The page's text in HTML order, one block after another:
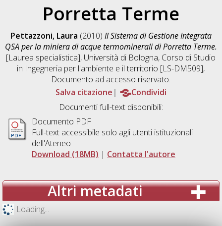
Porretta Terme
Pettazzoni, Laura (2010) Il Sistema di Gestione Integrata
QSA per la miniera di acque termominerali di Porretta Terme.
[Laurea specialistica], Università di Bologna, Corso di Studio
in Ingegneria per l'ambiente e il territorio [LS-DM509],
Documento ad accesso riservato.
Salva citazione
Condividi
Documenti full-text disponibili:
Documento PDF
Full-text accessibile solo agli utenti istituzionali
dell'Ateneo
Download (18MB) | Contatta l'autore
Altri metadati
Loading...